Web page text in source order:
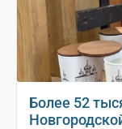
Более 52